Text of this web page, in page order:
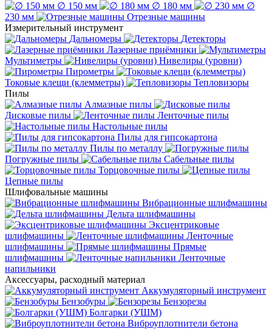
∅ 150 мм
∅ 180 мм
∅
230 мм
Отрезные машины
Измерительный инструмент
Дальномеры
Детекторы
Лазерные приёмники
Мультиметры
Нивелиры (уровни)
Пирометры
Токовые клещи (клемметры)
Тепловизоры
Пилы
Алмазные пилы
Дисковые пилы
Ленточные пилы
Настольные пилы
Пилы для гипсокартона
Пилы по металлу
Погружные пилы
Сабельные пилы
Торцовочные пилы
Цепные пилы
Шлифовальные машины
Вибрационные шлифмашины
Дельта шлифмашины
Эксцентриковые
шлифмашины
Ленточные
шлифмашины
Прямые
шлифмашины
Ленточные
напильники
Аксессуары, расходный материал
Аккумуляторный инструмент
Бензобуры
Бензорезы
Болгарки (УШМ)
Виброуплотнители бетона